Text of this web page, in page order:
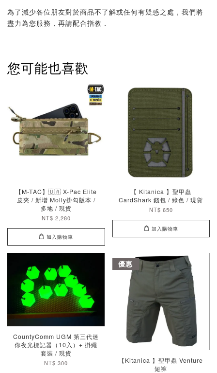
為了減少各位朋友對於商品不了解或任何有疑惑之處，我們將
盡力為您服務，再請配合指教．
您可能也喜歡
【M-TAC】🇺🇦 X-Pac Elite
皮夾 / 新增 Molly掛勾版本 /
多地 / 現貨
NT$ 2,280
加入購物車
【 Kitanica 】聖甲蟲
CardShark 錢包 / 綠色 / 現貨
NT$ 650
加入購物車
CountyComm UGM 第三代迷
你夜光標記器（10入）+ 掛繩
套裝 / 現貨
NT$ 300
優惠
【Kitanica 】聖甲蟲 Venture
短褲